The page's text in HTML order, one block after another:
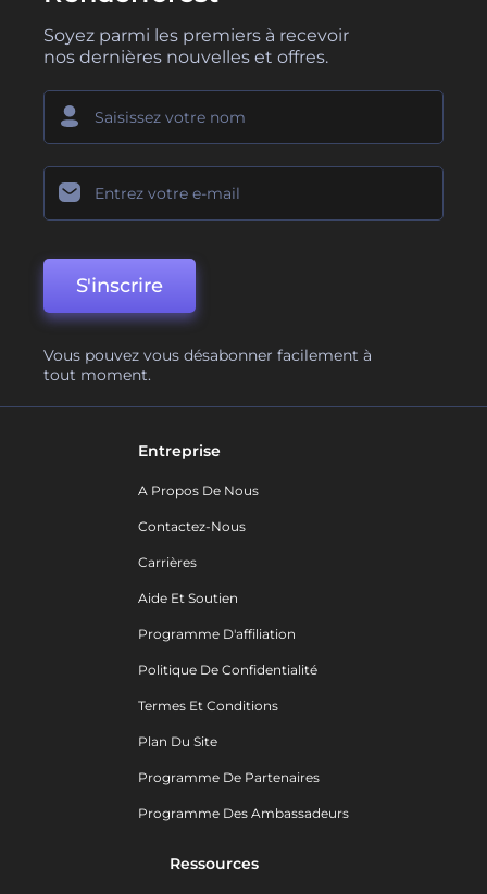
Soyez parmi les premiers à recevoir
nos dernières nouvelles et offres.
S'inscrire
Vous pouvez vous désabonner facilement à
tout moment.
Entreprise
A Propos De Nous
Contactez-Nous
Carrières
Aide Et Soutien
Programme D'affiliation
Politique De Confidentialité
Termes Et Conditions
Plan Du Site
Programme De Partenaires
Programme Des Ambassadeurs
Ressources